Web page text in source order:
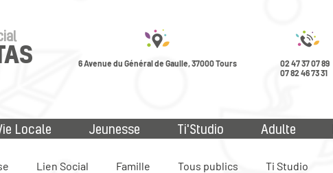
6 Avenue du Général de Gaulle, 37000 Tours
02 47 37 07 89
07 82 46 73 31
Locale Jeunesse Ti'Studio Adulte
Lien Social Famille Tous publics Ti Studio